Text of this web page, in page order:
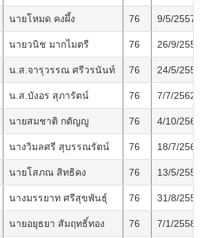
นายโหมด คงผึ้ง 76 9/5/2557
นายวนิช มากไมตรี 76 26/9/2557
น.ส.จารุวรรณ ศรีวรนันท์ 76 24/5/2555
น.ส.บังอร สุภารัตน์ 76 7/7/2562
นายสมชาติ กตัญญู 76 4/10/2561
นางวิมลศรี สุบรรณรัตน์ 76 18/7/2560
นายโสภณ สิทธิคง 76 13/5/2559
นางมรรยาท ศรีสุขพันธุ์ 76 31/8/2559
นายอยุธยา สัมฤทธิ์ทอง 76 7/1/2558